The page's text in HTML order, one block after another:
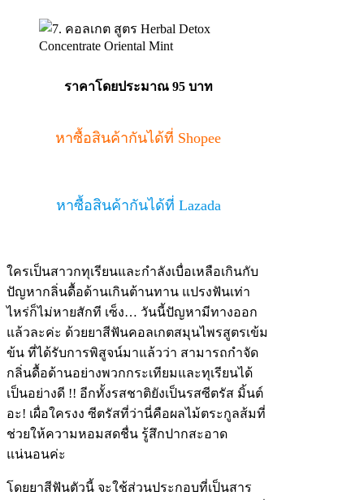
ราคาโดยประมาณ 95 บาท
หาซื้อสินค้ากันได้ที่ Shopee
หาซื้อสินค้ากันได้ที่ Lazada
ใครเป็นสาวกทุเรียนและกำลังเบื่อเหลือเกินกับ
ปัญหากลิ่นดื้อด้านเกินต้านทาน แปรงฟันเท่า
ไหร่ก็ไม่หายสักที เซ็ง… วันนี้ปัญหามีทางออก
แล้วละค่ะ ด้วยยาสีฟันคอลเกตสมุนไพรสูตรเข้ม
ข้น ที่ได้รับการพิสูจน์มาแล้วว่า สามารถกำจัด
กลิ่นดื้อด้านอย่างพวกกระเทียมและทุเรียนได้
เป็นอย่างดี !! อีกทั้งรสชาติยังเป็นรสซีตรัส มิ้นต์
อะ! เผื่อใครงง ซีตรัสที่ว่านี่คือผลไม้ตระกูลส้มที่
ช่วยให้ความหอมสดชื่น รู้สึกปากสะอาด
แน่นอนค่ะ
โดยยาสีฟันตัวนี้ จะใช้ส่วนประกอบที่เป็นสาร